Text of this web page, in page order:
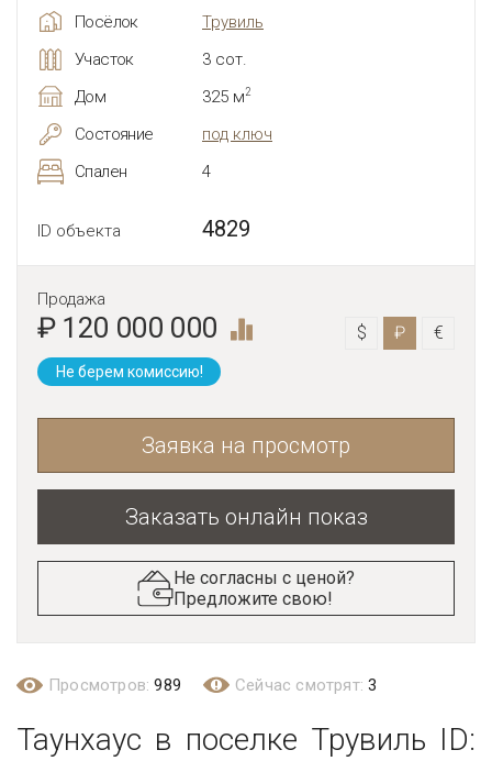
Посёлок
Трувиль
Участок
3 сот.
Дом
325 м2
Состояние
под ключ
Спален
4
ID объекта 4829
Продажа
₽ 120 000 000 $ ₽ €
Не берем комиссию!
Заявка на просмотр
Заказать онлайн показ
Не согласны с ценой?
Предложите свою!
Просмотров:989 Сейчас смотрят:3
Таунхаус в поселке Трувиль ID: